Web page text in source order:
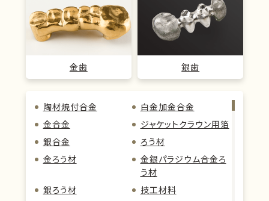
金歯 銀歯
陶材焼付合金
白金加金合金
金合金
ジャケットクラウン用箔
銀合金
ろう材
金ろう材
金銀パラジウム合金ろ
う材
銀ろう材
技工材料